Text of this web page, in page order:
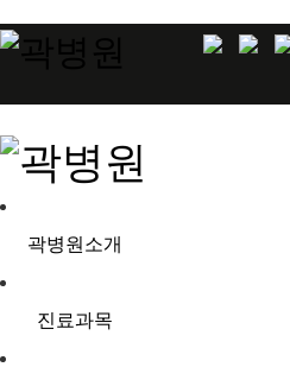
곽병원소개
진료과목